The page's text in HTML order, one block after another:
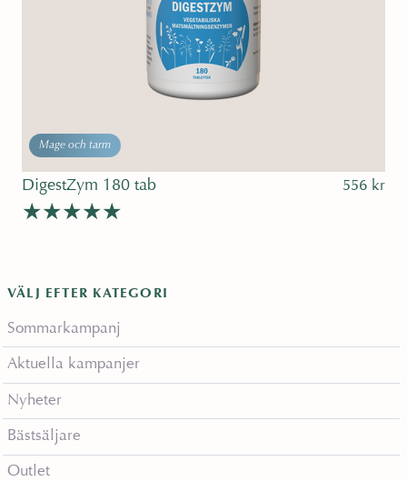
VÄLJ EFTER KATEGORI
Sommarkampanj
Aktuella kampanjer
Nyheter
Bästsäljare
Outlet
Mage och tarm
DigestZym 180 tab 556 kr